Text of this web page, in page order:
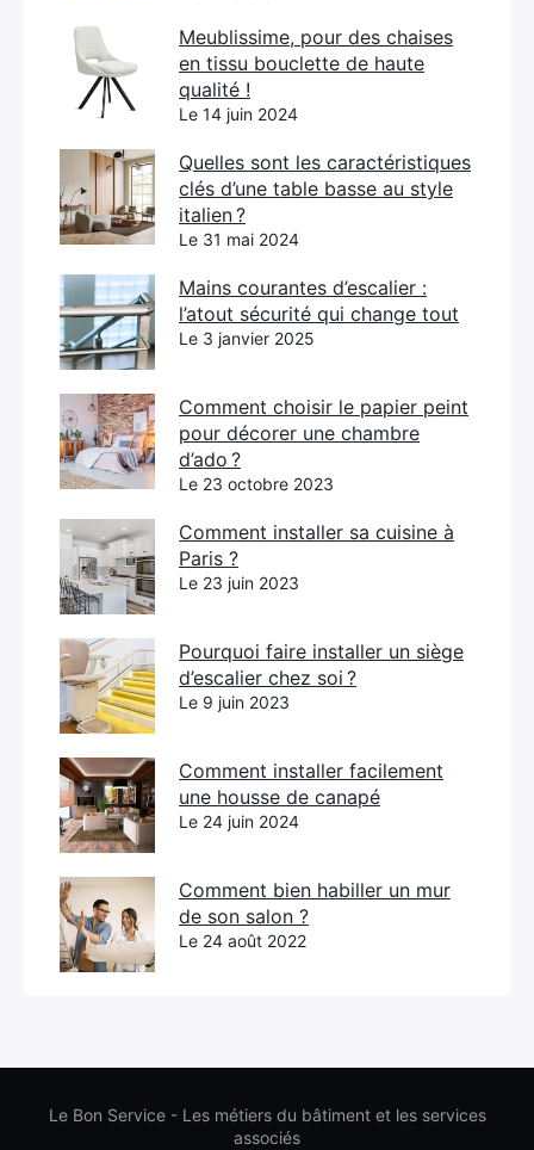
Meublissime, pour des chaises
en tissu bouclette de haute
qualité !
Le 14 juin 2024
Quelles sont les caractéristiques
clés d’une table basse au style
italien ?
Le 31 mai 2024
Mains courantes d’escalier :
l’atout sécurité qui change tout
Le 3 janvier 2025
Comment choisir le papier peint
pour décorer une chambre
d’ado ?
Le 23 octobre 2023
Comment installer sa cuisine à
Paris ?
Le 23 juin 2023
Pourquoi faire installer un siège
d’escalier chez soi ?
Le 9 juin 2023
Comment installer facilement
une housse de canapé
Le 24 juin 2024
Comment bien habiller un mur
de son salon ?
Le 24 août 2022
Le Bon Service - Les métiers du bâtiment et les services
associés